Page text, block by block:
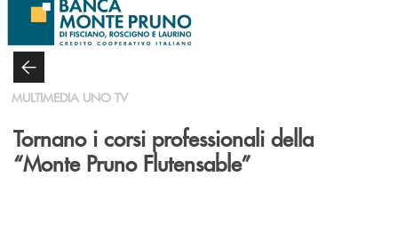
Salta al contenuto principale
MULTIMEDIA UNO TV
Tornano i corsi professionali della
“Monte Pruno Flutensable”